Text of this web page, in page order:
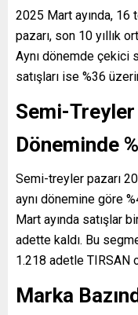
2025 Mart ayında,
pazarı, son 10 yıllık
Aynı dönemde çekici
satışları ise %36
Semi-
Döneminde
Semi-treyler pazarı
aynı dönemine göre
Mart ayında satışlar
adette kaldı. Bu
1.218 adetle TIRSAN
Marka